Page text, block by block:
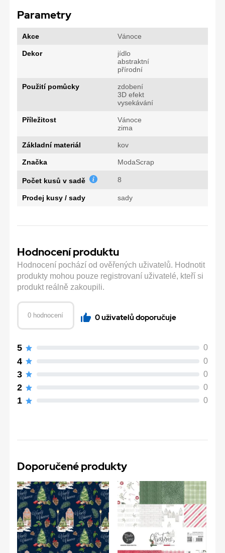
Parametry
Akce Vánoce
Dekor
jídlo
abstraktní
přírodní
Použití pomůcky
zdobení
3D efekt
vysekávání
Příležitost
Vánoce
zima
Základní materiál kov
Značka ModaScrap
Počet kusů v sadě 8
Prodej kusy / sady sady
Hodnocení produktu
Hodnocení pochází od ověřených uživatelů. Hodnotit
produkty mohou pouze registrovaní uživatelé, kteří si
produkt reálně zakoupili.
0 hodnocení 0 uživatelů doporučuje
5 0
4 0
3 0
2 0
1 0
Doporučené produkty